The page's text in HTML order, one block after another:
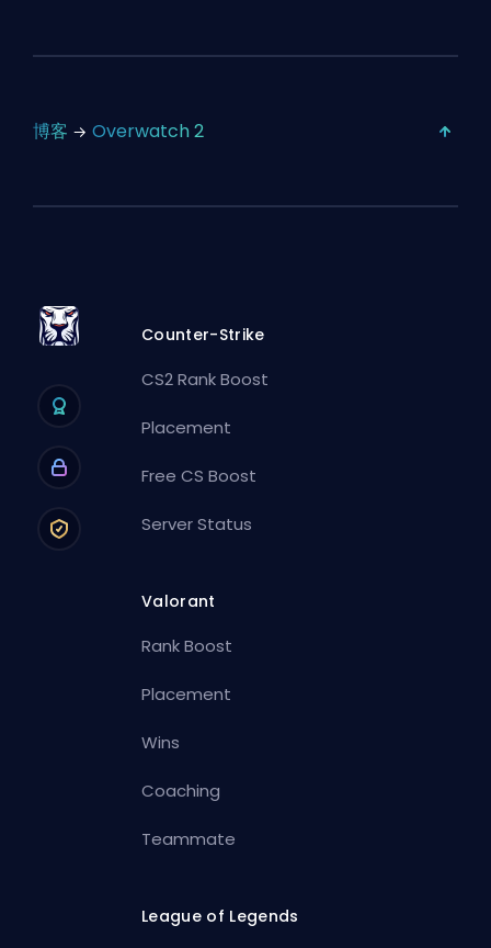
博客 Overwatch 2
Counter-Strike
CS2 Rank Boost
Placement
Free CS Boost
Server Status
Valorant
Rank Boost
Placement
Wins
Coaching
Teammate
League of Legends